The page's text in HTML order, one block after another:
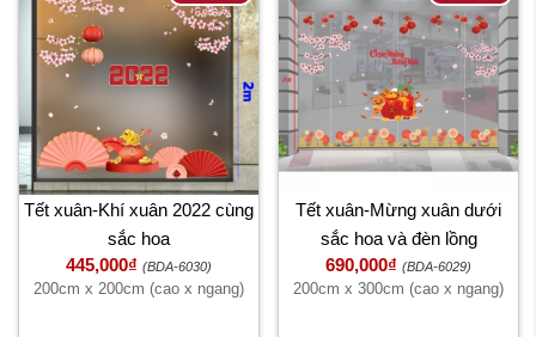
Tết xuân-Khí xuân 2022 cùng
sắc hoa
445,000₫ (BDA-6030)
200cm x 200cm (cao x ngang)
Tết xuân-Mừng xuân dưới
sắc hoa và đèn lồng
690,000₫ (BDA-6029)
200cm x 300cm (cao x ngang)